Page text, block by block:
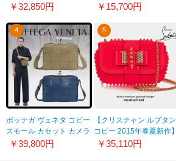
ッグ アルマンドバックパ
￥32,850円
ト B1134PMTCY_D402
￥15,700円
4
ボッテガ ヴェネタ コピー
スモール カセット カメラ
バッグ 2色
￥39,800円
5
【クリスチャン ルブタン
コピー 2015年春夏新作】
2015SSルブタン Sweety
￥35,110円